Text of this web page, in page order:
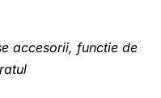
accesorii, functie de